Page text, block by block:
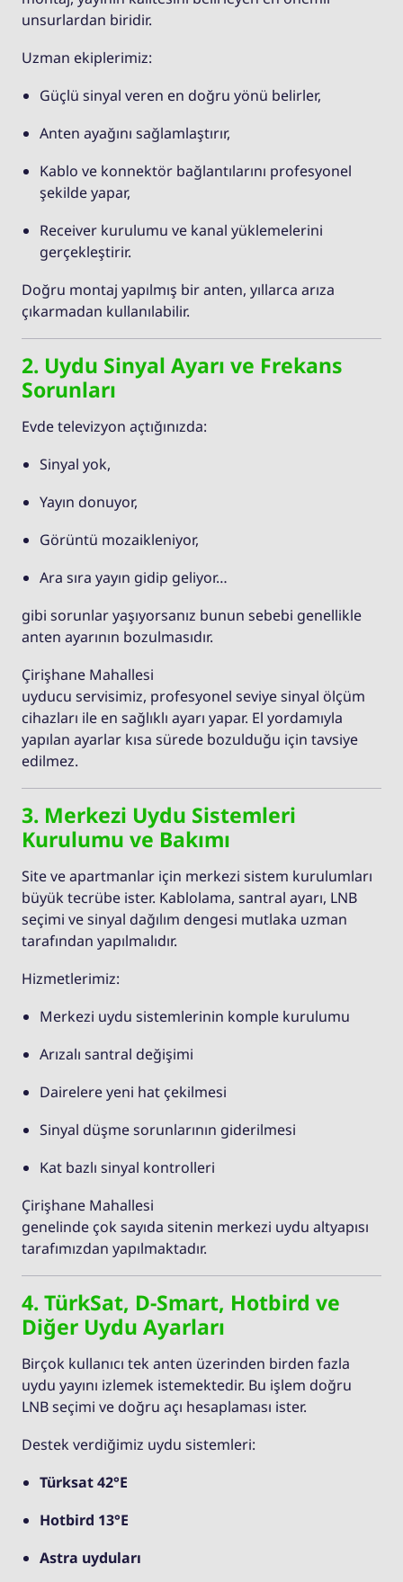
unsurlardan biridir.
Uzman ekiplerimiz:
Güçlü sinyal veren en doğru yönü belirler,
Anten ayağını sağlamlaştırır,
Kablo ve konnektör bağlantılarını profesyonel
şekilde yapar,
Receiver kurulumu ve kanal yüklemelerini
gerçekleştirir.
Doğru montaj yapılmış bir anten, yıllarca arıza
çıkarmadan kullanılabilir.
2. Uydu Sinyal Ayarı ve Frekans
Sorunları
Evde televizyon açtığınızda:
Sinyal yok,
Yayın donuyor,
Görüntü mozaikleniyor,
Ara sıra yayın gidip geliyor…
gibi sorunlar yaşıyorsanız bunun sebebi genellikle
anten ayarının bozulmasıdır.
Çirişhane Mahallesi
uyducu servisimiz, profesyonel seviye sinyal ölçüm
cihazları ile en sağlıklı ayarı yapar. El yordamıyla
yapılan ayarlar kısa sürede bozulduğu için tavsiye
edilmez.
3. Merkezi Uydu Sistemleri
Kurulumu ve Bakımı
Site ve apartmanlar için merkezi sistem kurulumları
büyük tecrübe ister. Kablolama, santral ayarı, LNB
seçimi ve sinyal dağılım dengesi mutlaka uzman
tarafından yapılmalıdır.
Hizmetlerimiz:
Merkezi uydu sistemlerinin komple kurulumu
Arızalı santral değişimi
Dairelere yeni hat çekilmesi
Sinyal düşme sorunlarının giderilmesi
Kat bazlı sinyal kontrolleri
Çirişhane Mahallesi
genelinde çok sayıda sitenin merkezi uydu altyapısı
tarafımızdan yapılmaktadır.
4. TürkSat, D-Smart, Hotbird ve
Diğer Uydu Ayarları
Birçok kullanıcı tek anten üzerinden birden fazla
uydu yayını izlemek istemektedir. Bu işlem doğru
LNB seçimi ve doğru açı hesaplaması ister.
Destek verdiğimiz uydu sistemleri:
Türksat 42°E
Hotbird 13°E
Astra uyduları